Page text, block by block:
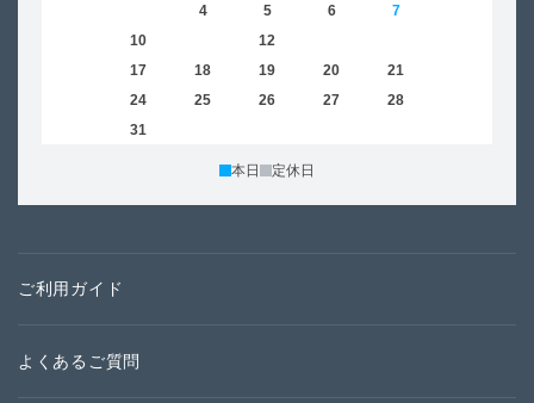
4 5 6 7
10 12
17 18 19 20 21
24 25 26 27 28
31
本日 定休日
ご利用ガイド
よくあるご質問